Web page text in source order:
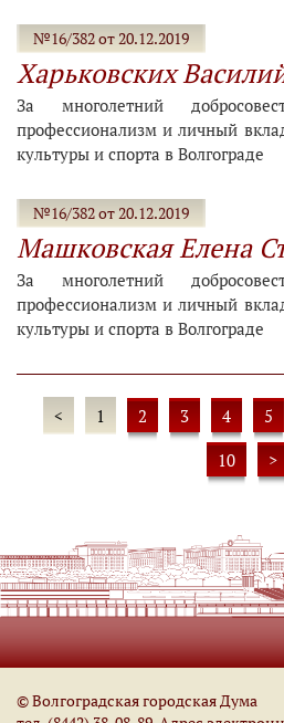
№16/382 от 20.12.2019
Харьковских
За многолетний
профессионализм и личный
культуры и спорта в Волгограде
№16/382 от 20.12.2019
Машковская Елена
За многолетний
профессионализм и личный
культуры и спорта в Волгограде
< 1 2 3 4 5
10
>
© Волгоградская городская Дума